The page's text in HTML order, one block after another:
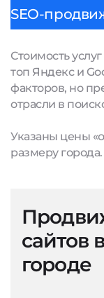
SEO-
Стоимость
топ Яндекс и
факторов, но
отрасли в
Указаны цены
размеру города.
сайтов
городе